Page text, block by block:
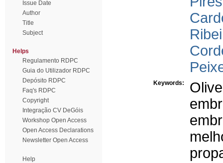
Issue Date
Author
Title
Subject
Helps
Regulamento RDPC
Guia do Utilizador RDPC
Depósito RDPC
Faq's RDPC
Copyright
Integração CV DeGóis
Workshop Open Access
Open Access Declarations
Newsletter Open Access
Help
Keywords: